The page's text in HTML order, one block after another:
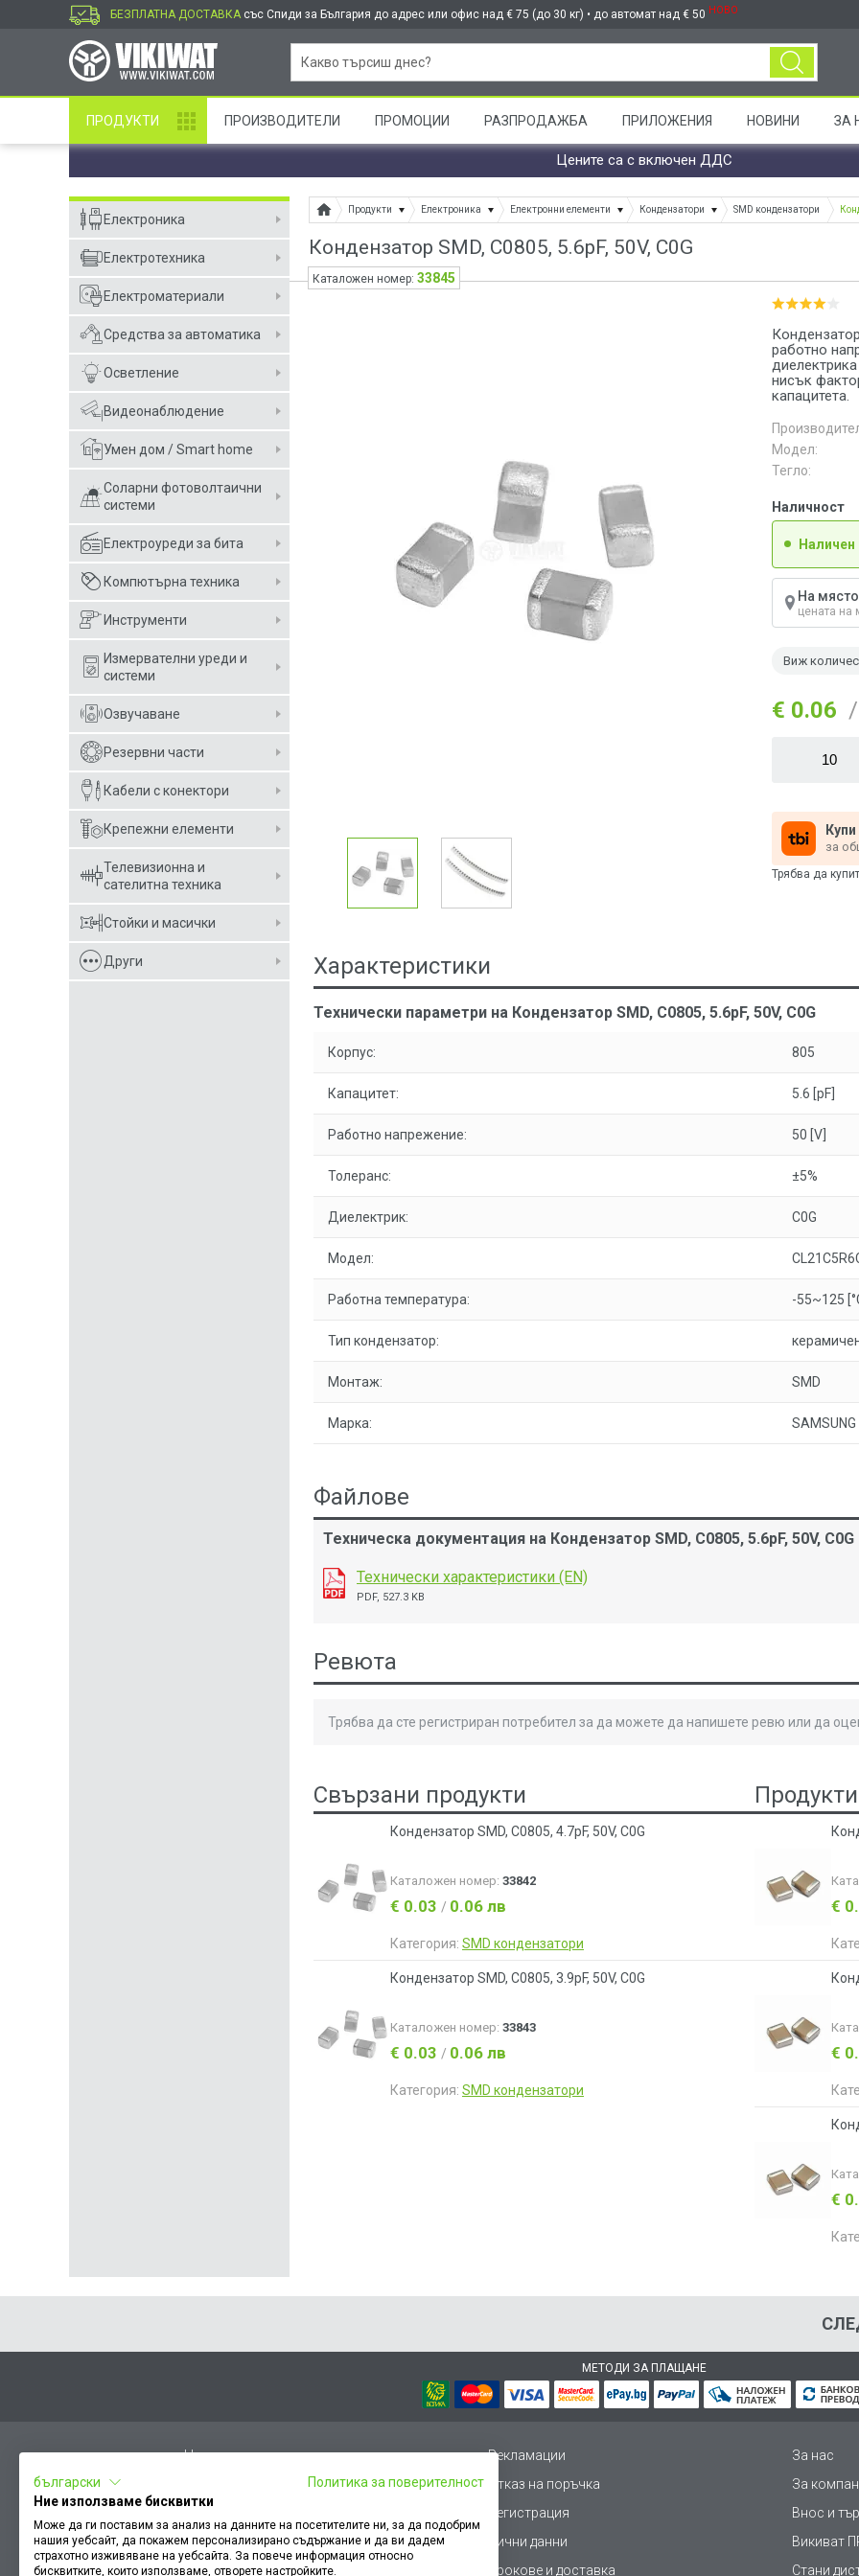
БЕЗПЛАТНА ДОСТАВКА със Спиди за България до адрес или офис над € 75 (до 30 кг) • до автомат над € 50 НОВО
ПРОДУКТИ ПРОИЗВОДИТЕЛИ ПРОМОЦИИ РАЗПРОДАЖБА ПРИЛОЖЕНИЯ НОВИНИ ЗА
Цените са с включен ДДС
Електроника
Електротехника
Електроматериали
Средства за автоматика
Осветление
Видеонаблюдение
Умен дом / Smart home
Соларни фотоволтаични
системи
Електроуреди за бита
Компютърна техника
Инструменти
Измервателни уреди и
системи
Озвучаване
Резервни части
Кабели с конектори
Крепежни елементи
Телевизионна и
сателитна техника
Стойки и масички
Други
Продукти Електроника Електронни елементи Кондензатори SMD кондензатори
Кондензатор SMD, C0805, 5.6pF, 50V, C0G
работно
нисък
капацитета.
Модел:
Тегло:
Наличност
На
цената на
Виж
€ 0.06 /
за
Трябва да
Каталожен номер: 33845
Характеристики
Технически параметри на Кондензатор SMD, C0805, 5.6pF, 50V, C0G
Корпус: 805
Капацитет: 5.6 [pF]
Работно напрежение: 50 [V]
Толеранс: ±5%
Диелектрик: C0G
Модел:
Работна температура: -55~125
Тип кондензатор:
Монтаж: SMD
Марка: SAMSUNG
Файлове
Техническа документация на Кондензатор SMD, C0805, 5.6pF, 50V, C0G
Технически характеристики (EN)
PDF, 527.3 KB
Ревюта
Трябва да сте регистриран потребител за да можете да напишете ревю или да
Свързани продукти
Кондензатор SMD, C0805, 4.7pF, 50V, C0G
Каталожен номер: 33842
€ 0.03 / 0.06 лв
Категория: SMD кондензатори
Кондензатор SMD, C0805, 3.9pF, 50V, C0G
Каталожен номер: 33843
€ 0.03 / 0.06 лв
Категория: SMD кондензатори
€
€
€
МЕТОДИ ЗА ПЛАЩАНЕ
Начало Рекламации
За нас
Отказ на поръчка
За
Регистрация
Внос и
Оплакване / похвала
Лични данни
Викиват
Условия за ползване
Срокове и доставка Стани
български
Политика за поверителност
Ние използваме бисквитки
Може да ги поставим за анализ на данните на посетителите ни, за да подобрим
нашия уебсайт, да покажем персонализирано съдържание и да ви дадем
страхотно изживяване на уебсайта. За повече информация относно
бисквитките, които използваме, отворете настройките.